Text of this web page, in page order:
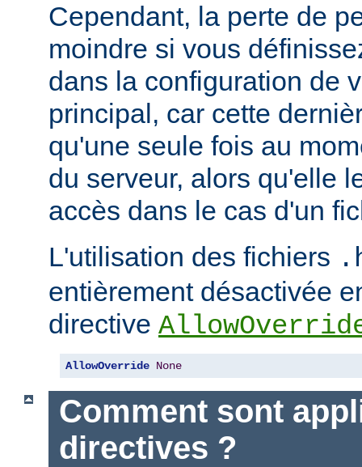
Cependant, la perte de
moindre si vous
dans la configuration de
principal, car cette
qu'une seule fois au
du serveur, alors qu'elle
accès dans le cas d'un
L'utilisation des fichiers
entièrement désactivée
directive
AllowOverride None
Comment sont
directives ?